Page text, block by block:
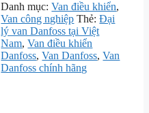
Danh mục:Van điều khiển,
Van công nghiệp Thẻ:Đại
lý van Danfoss tại Việt
Nam,Van điều khiển
Danfoss,Van Danfoss,Van
Danfoss chính hãng